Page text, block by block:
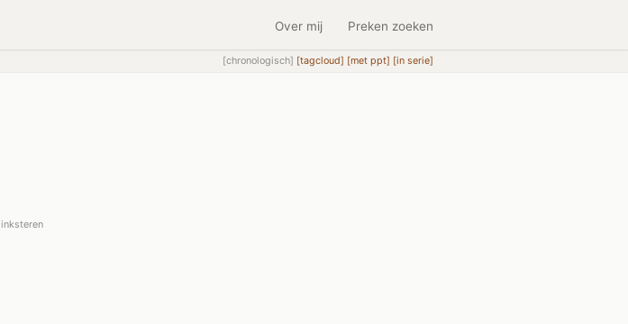
Over mij Preken zoeken
[chronologisch] [tagcloud] [met ppt] [in serie]